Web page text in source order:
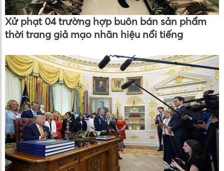
Xử phạt 04 trường hợp buôn bán sản phẩm
thời trang giả mạo nhãn hiệu nổi tiếng